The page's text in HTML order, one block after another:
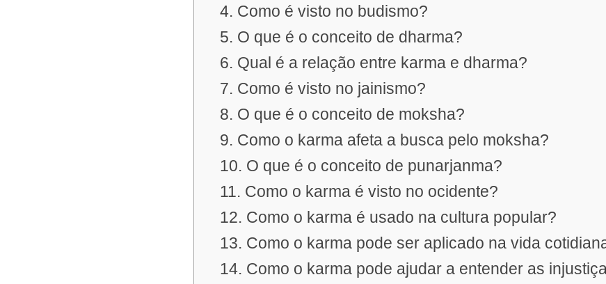
4. Como é visto no budismo?
5. O que é o conceito de dharma?
6. Qual é a relação entre karma e dharma?
7. Como é visto no jainismo?
8. O que é o conceito de moksha?
9. Como o karma afeta a busca pelo moksha?
10. O que é o conceito de punarjanma?
11. Como o karma é visto no ocidente?
12. Como o karma é usado na cultura popular?
13. Como o karma pode ser aplicado na vida
14. Como o karma pode ajudar a entender as